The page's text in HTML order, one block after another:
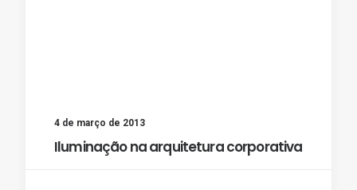
4 de março de 2013
Iluminação na arquitetura corporativa